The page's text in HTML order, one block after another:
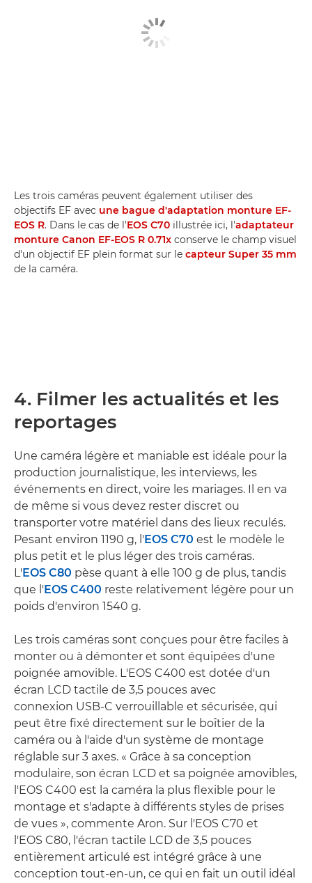
Les trois caméras peuvent également utiliser des
objectifs EF avec une bague d'adaptation monture EF-
EOS R. Dans le cas de l'EOS C70 illustrée ici, l'adaptateur
monture Canon EF-EOS R 0.71x conserve le champ visuel
d'un objectif EF plein format sur le capteur Super 35 mm
de la caméra.
4. Filmer les actualités et les
reportages
Une caméra légère et maniable est idéale pour la
production journalistique, les interviews, les
événements en direct, voire les mariages. Il en va
de même si vous devez rester discret ou
transporter votre matériel dans des lieux reculés.
Pesant environ 1190 g, l' EOS C70 est le modèle le
plus petit et le plus léger des trois caméras.
L' EOS C80 pèse quant à elle 100 g de plus, tandis
que l' EOS C400 reste relativement légère pour un
poids d'environ 1540 g.
Les trois caméras sont conçues pour être faciles à
monter ou à démonter et sont équipées d'une
poignée amovible. L'EOS C400 est dotée d'un
écran LCD tactile de 3,5 pouces avec
connexion USB-C verrouillable et sécurisée, qui
peut être fixé directement sur le boîtier de la
caméra ou à l'aide d'un système de montage
réglable sur 3 axes. « Grâce à sa conception
modulaire, son écran LCD et sa poignée amovibles,
l'EOS C400 est la caméra la plus flexible pour le
montage et s'adapte à différents styles de prises
de vues », commente Aron. Sur l'EOS C70 et
l'EOS C80, l'écran tactile LCD de 3,5 pouces
entièrement articulé est intégré grâce à une
conception tout-en-un, ce qui en fait un outil idéal